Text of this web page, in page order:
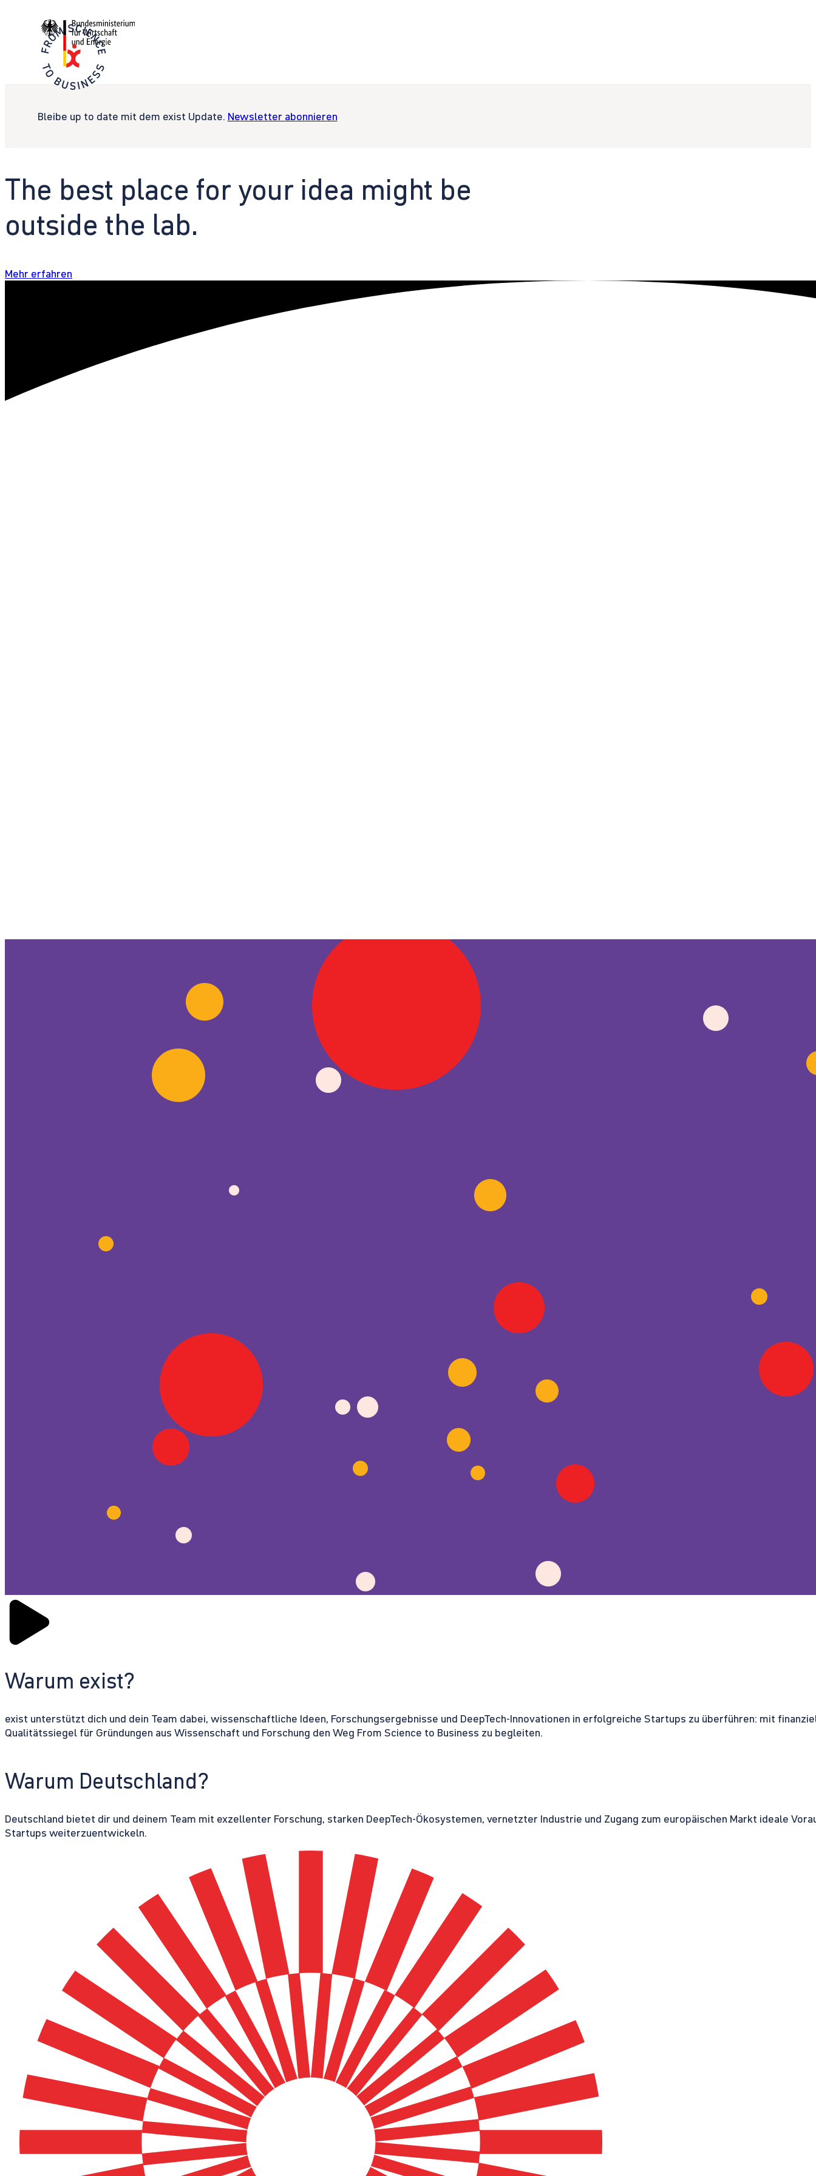
Bleibe up to date mit dem exist Update. Newsletter abonnieren
The best place for your idea might be
outside the lab.
Mehr erfahren
Warum exist?
exist unterstützt dich und dein Team dabei, wissenschaftliche Ideen, Forschungsergebnisse und DeepTech-Innovationen in erfolgreiche Startups zu überführen: mit
Qualitätssiegel für Gründungen aus Wissenschaft und Forschung den Weg From Science to Business zu begleiten.
Warum Deutschland?
Deutschland bietet dir und deinem Team mit exzellenter Forschung, starken DeepTech-Ökosystemen, vernetzter Industrie und Zugang zum europäischen Markt ideale
Startups weiterzuentwickeln.